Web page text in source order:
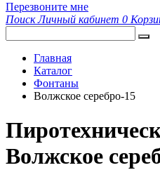
Перезвоните мне
Поиск Личный кабинет 0
Главная
Каталог
Фонтаны
Волжское серебро-15
Волжское